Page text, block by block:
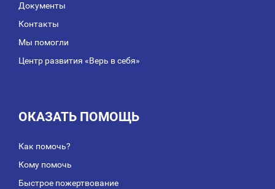
Документы
Контакты
Мы помогли
Центр развития «Верь в себя»
ОКАЗАТЬ ПОМОЩЬ
Как помочь?
Кому помочь
Быстрое пожертвование